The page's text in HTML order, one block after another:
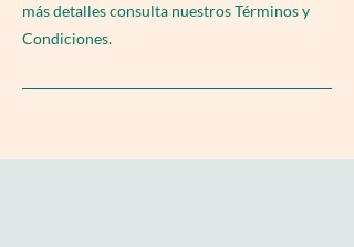
más detalles consulta nuestros Términos y
Condiciones.